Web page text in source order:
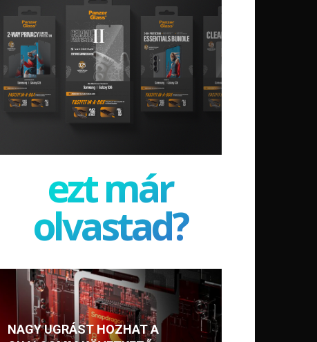
ezt már
olvastad?
NAGY UGRÁST HOZHAT A